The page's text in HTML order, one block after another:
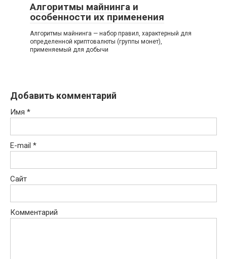
Алгоритмы майнинга и
особенности их применения
Алгоритмы майнинга — набор правил, характерный для
определенной криптовалюты (группы монет),
применяемый для добычи
Добавить комментарий
Имя *
E-mail *
Сайт
Комментарий